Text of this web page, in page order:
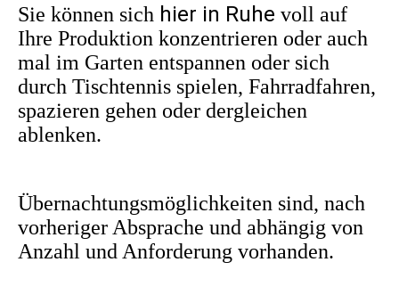
Sie können sich hier in Ruhe voll auf
Ihre Produktion konzentrieren oder auch
mal im Garten entspannen oder sich
durch Tischtennis spielen, Fahrradfahren,
spazieren gehen oder dergleichen
ablenken.
Übernachtungsmöglichkeiten sind, nach
vorheriger Absprache und abhängig von
Anzahl und Anforderung vorhanden.